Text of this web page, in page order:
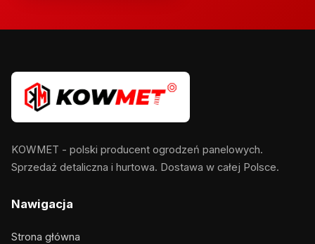
KOWMET - polski producent ogrodzeń panelowych.
Sprzedaż detaliczna i hurtowa. Dostawa w całej Polsce.
Nawigacja
Strona główna